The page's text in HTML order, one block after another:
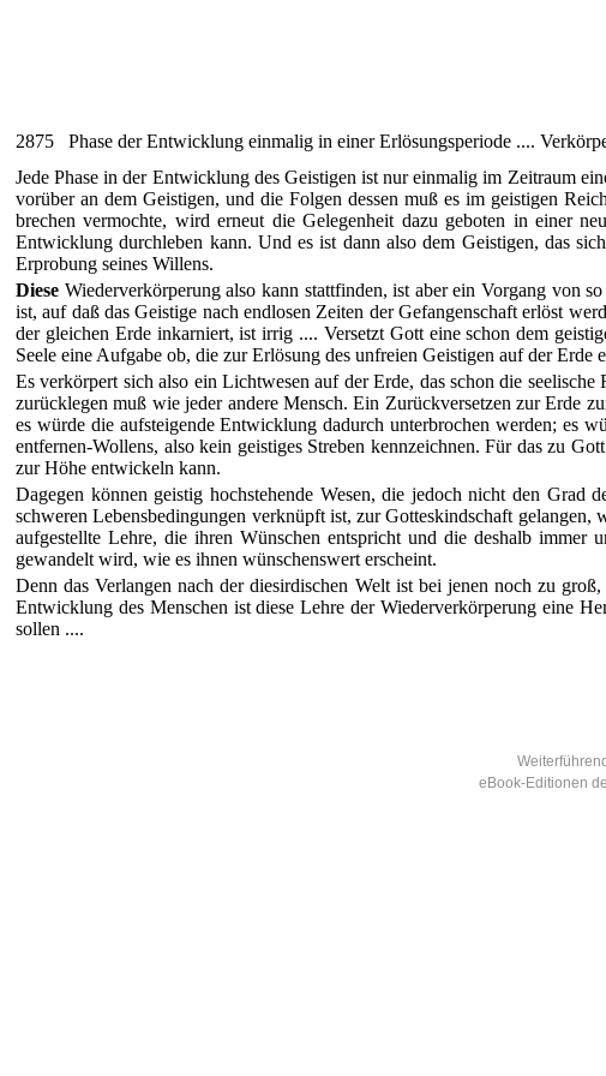
2875 Phase der Entwicklung einmalig in einer Erlösungsperiode ....
Jede Phase in der Entwicklung des Geistigen ist nur einmalig im Zeitraum
vorüber an dem Geistigen, und die Folgen dessen muß es im geistigen
brechen vermochte, wird erneut die Gelegenheit dazu geboten in einer
Entwicklung durchleben kann. Und es ist dann also dem Geistigen, das
Erprobung seines Willens.
Diese Wiederverkörperung also kann stattfinden, ist aber ein Vorgang von
ist, auf daß das Geistige nach endlosen Zeiten der Gefangenschaft erlöst
der gleichen Erde inkarniert, ist irrig .... Versetzt Gott eine schon dem
Seele eine Aufgabe ob, die zur Erlösung des unfreien Geistigen auf der Erde
Es verkörpert sich also ein Lichtwesen auf der Erde, das schon die
zurücklegen muß wie jeder andere Mensch. Ein Zurückversetzen zur Erde
es würde die aufsteigende Entwicklung dadurch unterbrochen werden; es
entfernen-Wollens, also kein geistiges Streben kennzeichnen. Für das zu
zur Höhe entwickeln kann.
Dagegen können geistig hochstehende Wesen, die jedoch nicht den
schweren Lebensbedingungen verknüpft ist, zur Gotteskindschaft gelangen,
aufgestellte Lehre, die ihren Wünschen entspricht und die deshalb
gewandelt wird, wie es ihnen wünschenswert erscheint.
Denn das Verlangen nach der diesirdischen Welt ist bei jenen noch zu
Entwicklung des Menschen ist diese Lehre der Wiederverkörperung eine
sollen ....
eBook-Editionen